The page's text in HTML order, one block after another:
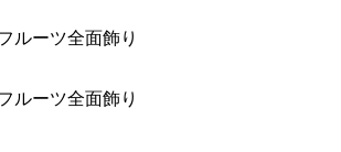
ルーツ全面飾り
ルーツ全面飾り